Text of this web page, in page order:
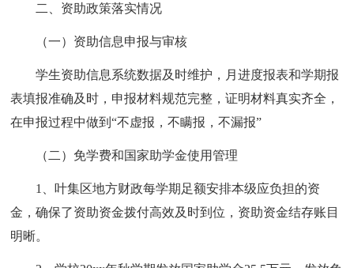
二、资助政策落实情况
（一）资助信息申报与审核
学生资助信息系统数据及时维护，月进度报表和学期报
表填报准确及时，申报材料规范完整，证明材料真实齐全，
在申报过程中做到“不虚报，不瞒报，不漏报”
（二）免学费和国家助学金使用管理
1、叶集区地方财政每学期足额安排本级应负担的资
金，确保了资助资金拨付高效及时到位，资助资金结存账目
明晰。